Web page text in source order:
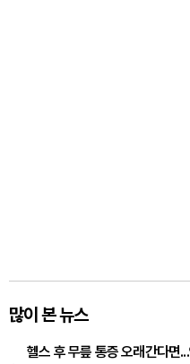
많이 본 뉴스
헬스 후 무릎 통증 오래간다면